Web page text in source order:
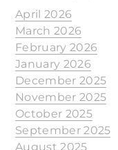
April 2026
March 2026
February 2026
January 2026
December 2025
November 2025
October 2025
September 2025
August 2025